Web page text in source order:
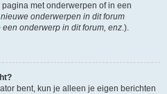
met onderwerpen of in een
onderwerpen in dit forum
onderwerp in dit forum, enz.).
bent, kun je alleen je eigen berichten